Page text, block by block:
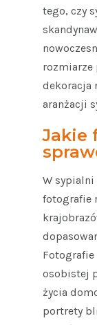
tego, czy
rozmiarze
dekoracja
aranżacji
Jakie
W
fotografie
Fotografie
osobistej
życia
portrety